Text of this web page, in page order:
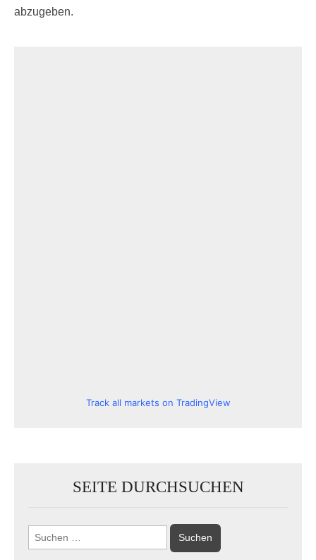
abzugeben.
Track all markets on TradingView
SEITE DURCHSUCHEN
Suchen
nach: